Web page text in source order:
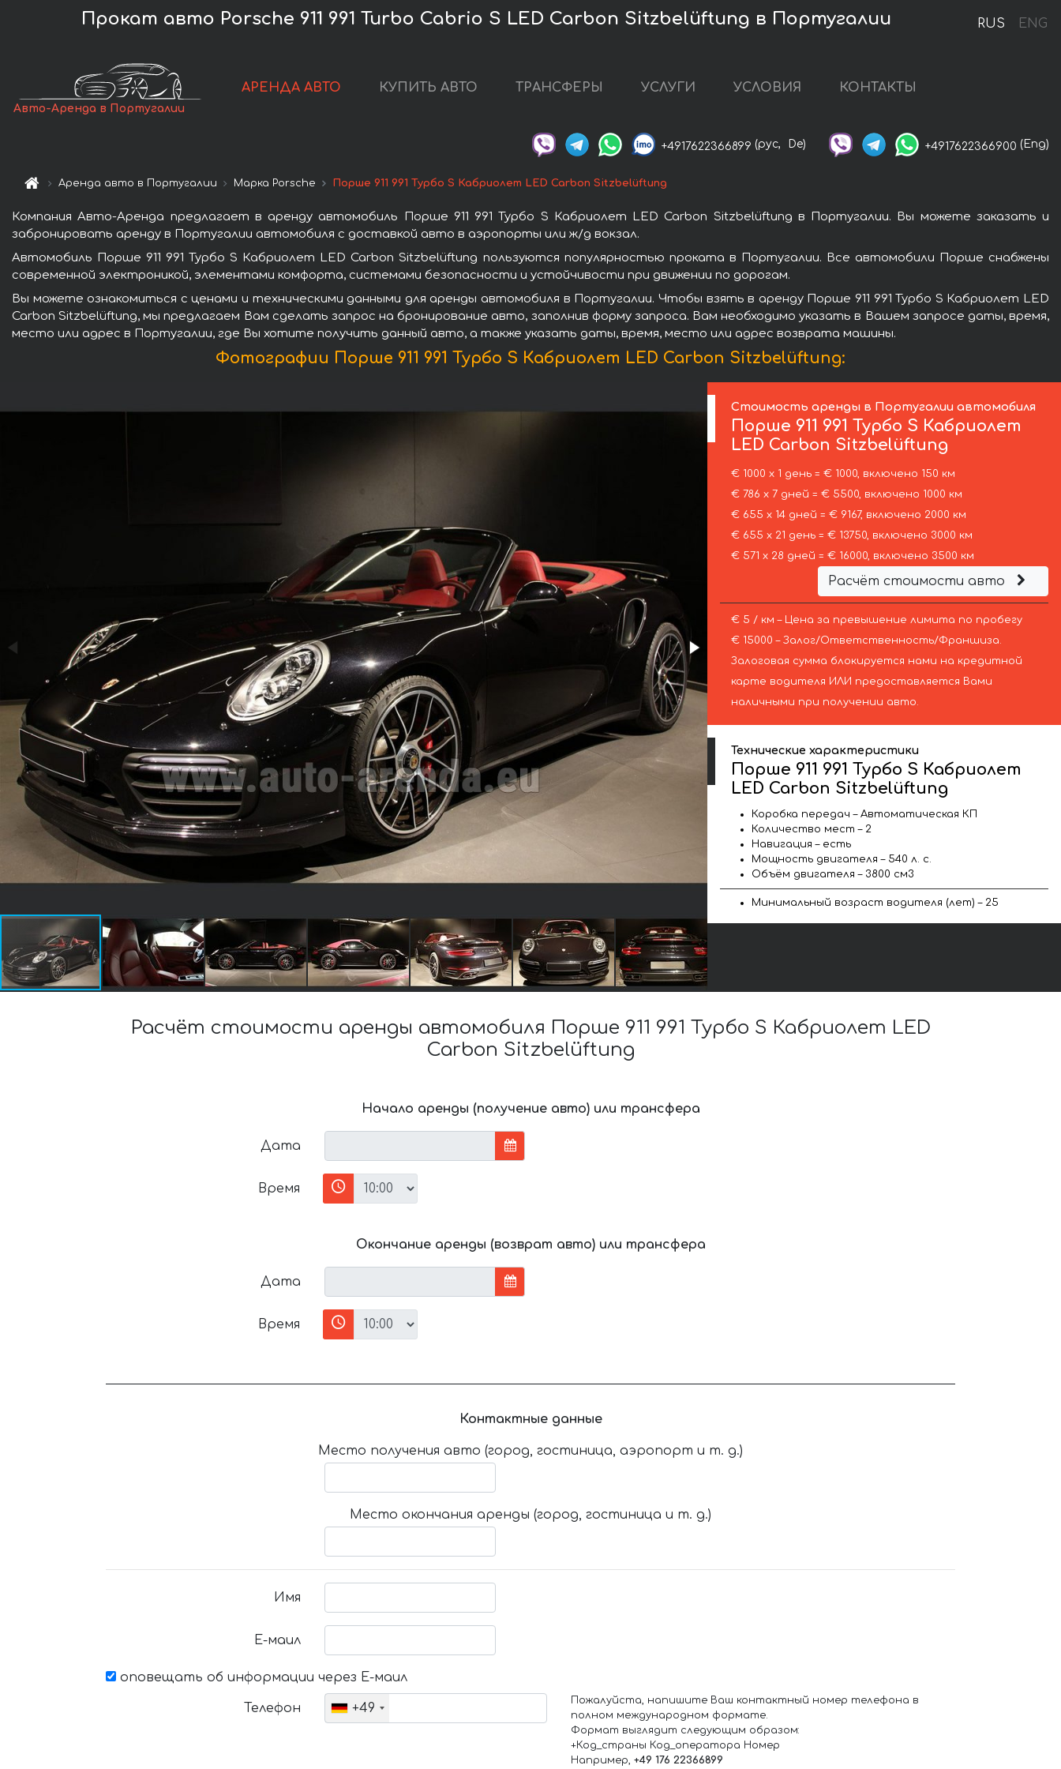
RUS ENG
Прокат авто Porsche 911 991 Turbo Cabrio S LED Carbon Sitzbelüftung в Португалии
Авто-Аренда в Португалии
АРЕНДА АВТО КУПИТЬ АВТО ТРАНСФЕРЫ УСЛУГИ УСЛОВИЯ КОНТАКТЫ
+4917622366899 (рус, De) +4917622366900 (Eng)
Аренда авто в Португалии Марка Porsche Порше 911 991 Турбо S Кабриолет LED Carbon Sitzbelüftung
Компания Авто-Аренда предлагает в аренду автомобиль Порше 911 991 Турбо S Кабриолет LED Carbon Sitzbelüftung в Португалии. Вы можете заказать и
забронировать аренду в Португалии автомобиля с доставкой авто в аэропорты или ж/д вокзал.
Автомобиль Порше 911 991 Турбо S Кабриолет LED Carbon Sitzbelüftung пользуются популярностью проката в Португалии. Все автомобили Порше снабжены
современной электроникой, элементами комфорта, системами безопасности и устойчивости при движении по дорогам.
Вы можете ознакомиться с ценами и техническими данными для аренды автомобиля в Португалии. Чтобы взять в аренду Порше 911 991 Турбо S Кабриолет LED
Carbon Sitzbelüftung, мы предлагаем Вам сделать запрос на бронирование авто, заполнив форму запроса. Вам необходимо указать в Вашем запросе даты, время,
место или адрес в Португалии, где Вы хотите получить данный авто, а также указать даты, время, место или адрес возврата машины.
Фотографии Порше 911 991 Турбо S Кабриолет LED Carbon Sitzbelüftung:
Стоимость аренды в Португалии автомобиля
Порше 911 991 Турбо S Кабриолет
LED Carbon Sitzbelüftung
€ 1000 х 1 день = € 1000, включено 150 км
€ 786 х 7 дней = € 5500, включено 1000 км
€ 655 х 14 дней = € 9167, включено 2000 км
€ 655 х 21 день = € 13750, включено 3000 км
€ 571 х 28 дней = € 16000, включено 3500 км
Расчёт стоимости авто
€ 5 / км – Цена за превышение лимита по пробегу
€ 15000 – Залог/Ответственность/Франшиза.
Залоговая сумма блокируется нами на кредитной
карте водителя ИЛИ предоставляется Вами
наличными при получении авто.
Технические характеристики
Порше 911 991 Турбо S Кабриолет
LED Carbon Sitzbelüftung
Коробка передач – Автоматическая КП
Количество мест – 2
Навигация – есть
Мощность двигателя – 540 л. с.
Объём двигателя – 3800 см3
Минимальный возраст водителя (лет) – 25
Расчёт стоимости аренды автомобиля Порше 911 991 Турбо S Кабриолет LED
Carbon Sitzbelüftung
Начало аренды (получение авто) или трансфера
Дата
Время
Окончание аренды (возврат авто) или трансфера
Дата
Время
Контактные данные
Место получения авто (город, гостиница, аэропорт и т. д.)
Место окончания аренды (город, гостиница и т. д.)
Имя
Е-маил
оповещать об информации через Е-маил
Телефон +49
Пожалуйста, напишите Ваш контактный номер телефона в
полном международном формате.
Формат выглядит следующим образом:
+Код_страны Код_оператора Номер
Например, +49 176 22366899